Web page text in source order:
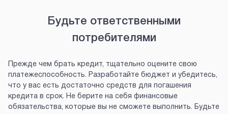
Будьте ответственными
потребителями
Прежде чем брать кредит, тщательно оцените свою
платежеспособность. Разработайте бюджет и убедитесь,
что у вас есть достаточно средств для погашения
кредита в срок. Не берите на себя финансовые
обязательства, которые вы не сможете выполнить. Будьте